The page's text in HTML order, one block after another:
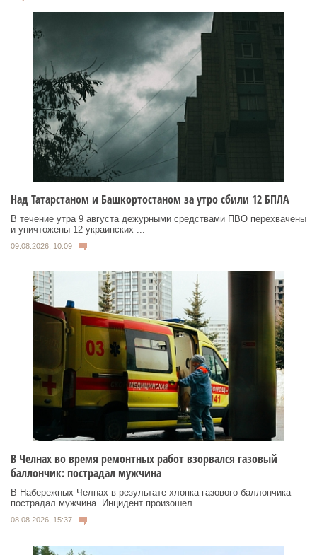
Над Татарстаном и Башкортостаном за утро сбили 12 БПЛА
В течение утра 9 августа дежурными средствами ПВО перехвачены
и уничтожены 12 украинских ...
09.08.2026, 10:09
В Челнах во время ремонтных работ взорвался газовый
баллончик: пострадал мужчина
В Набережных Челнах в результате хлопка газового баллончика
пострадал мужчина. Инцидент произошел ...
08.08.2026, 15:37